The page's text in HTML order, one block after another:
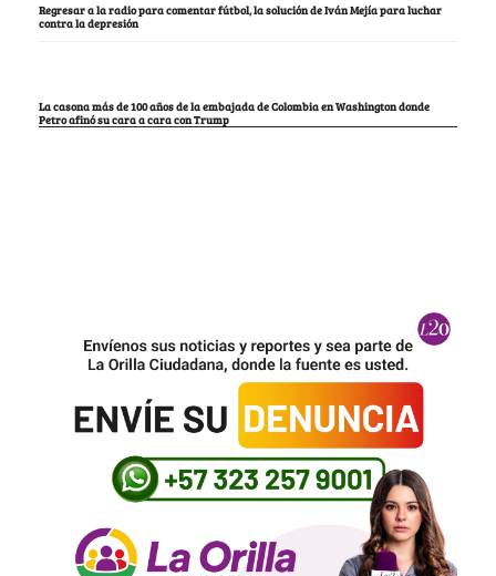
Regresar a la radio para comentar fútbol, la solución de Iván Mejía para luchar
contra la depresión
La casona más de 100 años de la embajada de Colombia en Washington donde
Petro afinó su cara a cara con Trump